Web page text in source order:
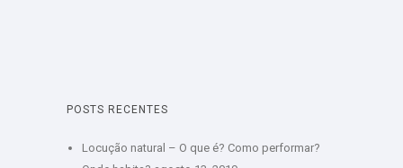
POSTS RECENTES
Locução natural – O que é? Como performar?